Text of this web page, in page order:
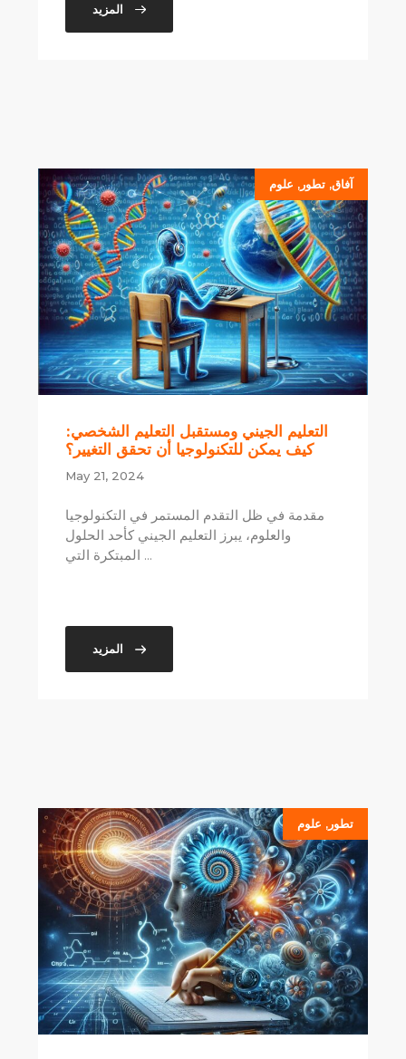
المزيد
آفاق, تطور , علوم
التعليم الجيني ومستقبل التعليم الشخصي:
كيف يمكن للتكنولوجيا أن تحقق التغيير؟
May 21, 2024
مقدمة في ظل التقدم المستمر في التكنولوجيا
والعلوم، يبرز التعليم الجيني كأحد الحلول
المبتكرة التي ...
المزيد
تطور , علوم